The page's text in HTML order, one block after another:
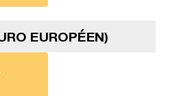
EUROPÉEN)